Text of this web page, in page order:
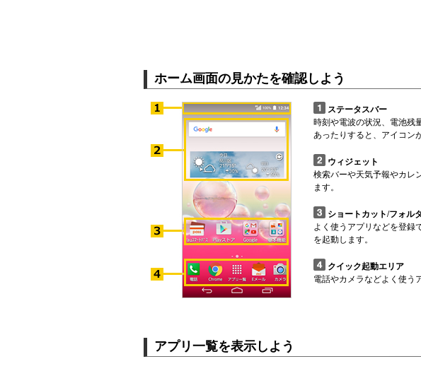
ホーム画面の見かたを確認しよう
ステータスバー
時刻や電波の状況、電池残
あったりすると、アイコン
ウィジェット
検索バーや天気予報やカレ
ます。
ショートカット/フォル
よく使うアプリなどを登録
を起動します。
クイック起動エリア
電話やカメラなどよく使う
アプリ一覧を表示しよう